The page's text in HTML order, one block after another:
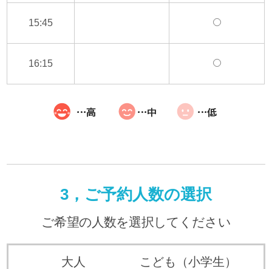
15:45
16:15
3，ご予約人数の選択
ご希望の人数を選択してください
大人 こども（小学生）